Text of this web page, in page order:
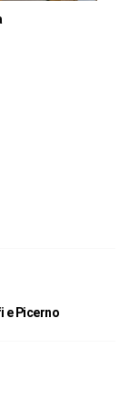
e Picerno